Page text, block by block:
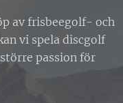
av frisbeegolf- och
vi spela discgolf
passion för